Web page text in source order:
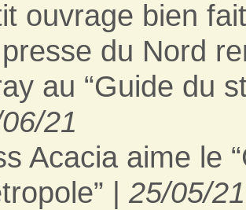
ouvrage bien
du Nord
au “Guide du
21
Acacia aime le
|25/05/21